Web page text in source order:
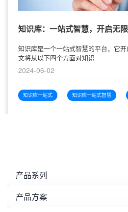
知识库：一站式智慧，开启无
知识库是一个一站式智慧的平台，它
文将从以下四个方面对知识
2024-06-02
知识库一站式 知识库一站式智慧
产品系列
产品方案